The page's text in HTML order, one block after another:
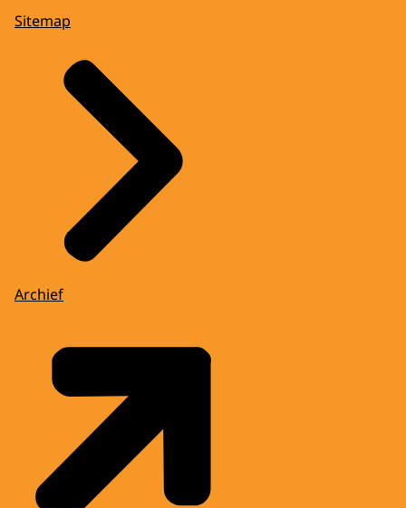
Sitemap
Archief